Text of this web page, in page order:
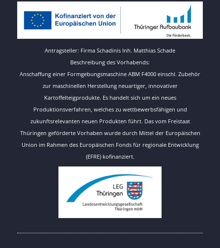
Antragsteller: Firma Schadinis Inh. Matthias Schade
Beschreibung des Vorhabends:
Anschaffung einer Formgebungsmaschine ABM F4000 einschl. Zubehör
zur maschinellen Herstellung neuartiger, innovativer
Kartoffelteigprodukte. Es handelt sich um ein neues
Produktionsverfahren, welches zu wettbewerbsfähigen und
zukunftsrelevanten neuen Produkten führt. Das vom Freistaat
Thüringen geförderte Vorhaben wurde durch Mittel der Europäischen
Union im Rahmen des Europäischen Fonds für regionale Entwicklung
(EFRE) kofinanziert.